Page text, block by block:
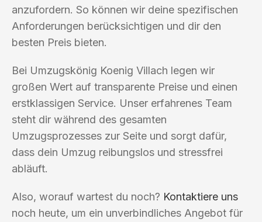
anzufordern. So können wir deine spezifischen
Anforderungen berücksichtigen und dir den
besten Preis bieten.
Bei Umzugskönig Koenig Villach legen wir
großen Wert auf transparente Preise und einen
erstklassigen Service. Unser erfahrenes Team
steht dir während des gesamten
Umzugsprozesses zur Seite und sorgt dafür,
dass dein Umzug reibungslos und stressfrei
abläuft.
Also, worauf wartest du noch? Kontaktiere uns
noch heute, um ein unverbindliches Angebot für